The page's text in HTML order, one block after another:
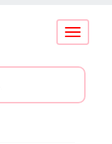
Conmutar